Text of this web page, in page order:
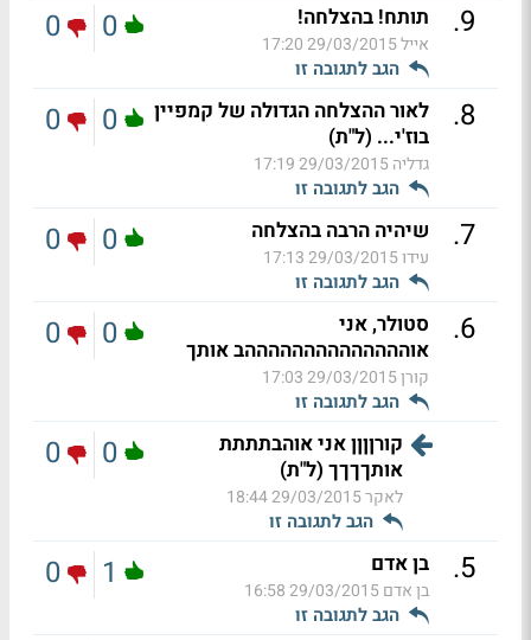
9
. תותח! בהצלחה!
אייל29/03/2015 17:20
הגב לתגובה זו
0
0
8
.
לאור ההצלחה הגדולה של קמפיין
בוז'י... (ל"ת)
גדליה29/03/2015 17:19
הגב לתגובה זו
0
0
7
. שיהיה הרבה בהצלחה
עידו29/03/2015 17:13
הגב לתגובה זו
0
0
6
.
סטולר, אני
אוההההההההההההההב אותך
קורן29/03/2015 17:03
הגב לתגובה זו
0
0
קורןןןן אני אוהבתתתת
אותךךךך (ל"ת)
לאקר29/03/2015 18:44
הגב לתגובה זו
0
0
5
. בן אדם
בן אדם29/03/2015 16:58
הגב לתגובה זו
1
0